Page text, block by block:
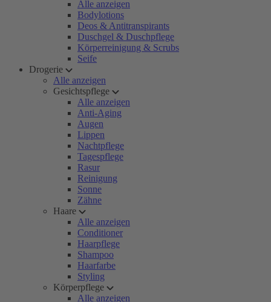
Alle anzeigen
Bodylotions
Deos & Antitranspirants
Duschgel & Duschpflege
Körperreinigung & Scrubs
Seife
Drogerie
Alle anzeigen
Gesichtspflege
Alle anzeigen
Anti-Aging
Augen
Lippen
Nachtpflege
Tagespflege
Rasur
Reinigung
Sonne
Zähne
Haare
Alle anzeigen
Conditioner
Haarpflege
Shampoo
Haarfarbe
Styling
Körperpflege
Alle anzeigen